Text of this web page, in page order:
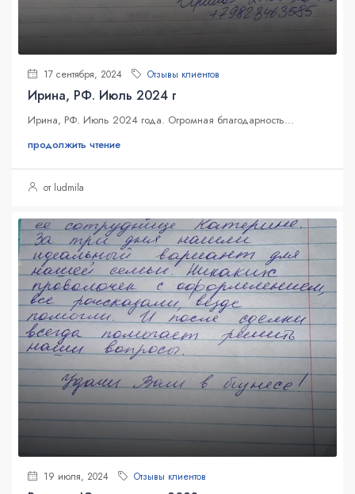
17 сентября, 2024 Отзывы клиентов
Ирина, РФ. Июль 2024 г
Ирина, РФ. Июль 2024 года. Огромная благодарность...
продолжить чтение
от ludmila
19 июля, 2024 Отзывы клиентов